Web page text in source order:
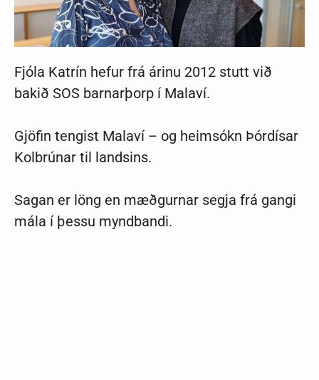
Fjóla Katrín hefur frá árinu 2012 stutt við
bakið SOS barnarþorp í Malaví.
Gjöfin tengist Malaví – og heimsókn Þórdísar
Kolbrúnar til landsins.
Sagan er löng en mæðgurnar segja frá gangi
mála í þessu myndbandi.